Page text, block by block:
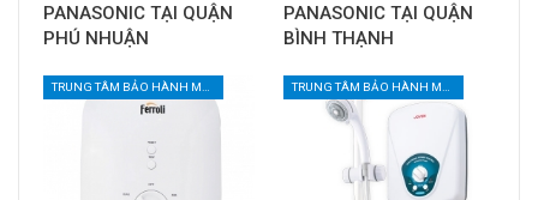
PANASONIC TẠI QUẬN
PHÚ NHUẬN
PANASONIC TẠI QUẬN
BÌNH THẠNH